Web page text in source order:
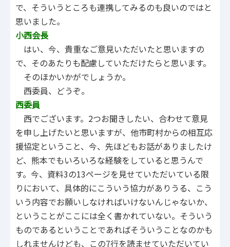
で、そういうところも連携してみるのも良いのではと
思いました。
小西会長
はい、今、貴重なご意見いただいたと思いますの
で、そのあたりも配慮していただけたらと思います。
そのほかいかがでしょうか。
西委員、どうぞ。
西委員
西でございます。2つお聞きしたい、合わせて意見
を申し上げたいと思いますが、他市町村からの相互応
援協定ということ、今、先ほどもお話がありましたけ
ど、熊本でもいろいろな経験をしていると思うんで
す。今、資料3の13ページを見せていただいている限
りにおいて、具体的にこういう協力がありうる、こう
いう内容でお願いしなければいけないんじゃないか、
ということがここには全く書かれていない。そういう
ものであるということであればそういうことなのかも
しれませんけども、この7行を読ませていただいてい